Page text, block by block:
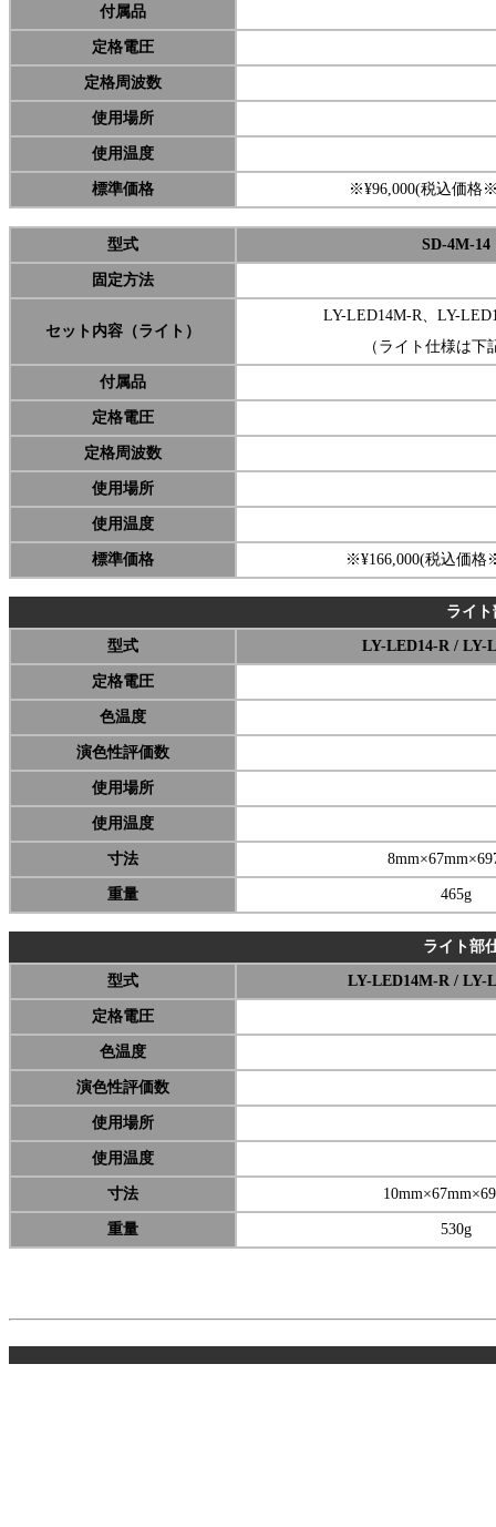
付属品
定格電圧
定格周波数
使用場所
使用温度
標準価格 ※¥96,000(税込価格
型式 SD-4M-14
固定方法
セット内容（ライト）
LY-LED14M-R、LY-
（ライト仕様は下
付属品
定格電圧
定格周波数
使用場所
使用温度
標準価格 ※¥166,000(税込価格
ライ
型式 LY-LED14-R / LY-
定格電圧
色温度
演色性評価数
使用場所
使用温度
寸法
重量 465g
ライト部
型式 LY-LED14M-R / LY-
定格電圧
色温度
演色性評価数
使用場所
使用温度
寸法
重量 530g